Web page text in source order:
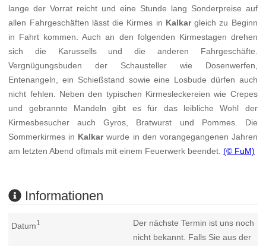
lange der Vorrat reicht und eine Stunde lang Sonderpreise auf
allen Fahrgeschäften lässt die Kirmes in Kalkargleich zu Beginn
in Fahrt kommen. Auch an den folgenden Kirmestagen drehen
sich die Karussells und die anderen Fahrgeschäfte.
Vergnügungsbuden der Schausteller wie Dosenwerfen,
Entenangeln, ein Schießstand sowie eine Losbude dürfen auch
nicht fehlen. Neben den typischen Kirmesleckereien wie Crepes
und gebrannte Mandeln gibt es für das leibliche Wohl der
Kirmesbesucher auch Gyros, Bratwurst und Pommes. Die
Sommerkirmes in Kalkarwurde in den vorangegangenen Jahren
am letzten Abend oftmals mit einem Feuerwerk beendet.(© FuM)
Informationen
Datum1
Der nächste Termin ist uns noch
nicht bekannt. Falls Sie aus der